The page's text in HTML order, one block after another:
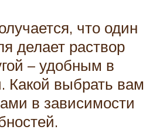
что один
делает раствор
– удобным в
Какой выбрать вам
в зависимости